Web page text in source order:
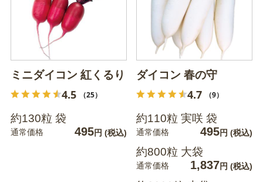
ミニダイコン 紅くるり
4.5 （25）
約130粒 袋
通常価格 495円 (税込)
ダイコン 春の守
4.7 （9）
約110粒 実咲 袋
通常価格 495円 (税込)
約800粒 大袋
通常価格 1,837円 (税込)